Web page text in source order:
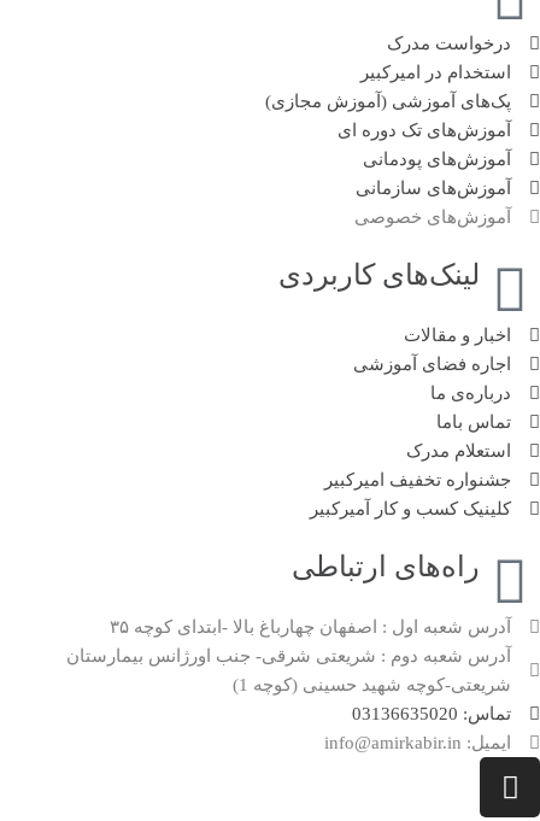
درخواست مدرک
استخدام در امیرکبیر
پک‌های آموزشی (آموزش مجازی)
آموزش‌های تک دوره ای
آموزش‌های پودمانی
آموزش‌های سازمانی
آموزش‌های خصوصی
لینک‌های کاربردی
اخبار و مقالات
اجاره فضای آموزشی
درباره‌ی ما
تماس باما
استعلام مدرک
جشنواره تخفیف امیرکبیر
کلینیک کسب و کار آمیرکبیر
راه‌های ارتباطی
آدرس شعبه اول : اصفهان چهارباغ بالا -ابتدای کوچه ۳۵
آدرس شعبه دوم : شریعتی شرقی- جنب اورژانس بیمارستان
شریعتی-کوچه شهید حسینی (کوچه 1)
تماس: 03136635020
ایمیل: info@amirkabir.in